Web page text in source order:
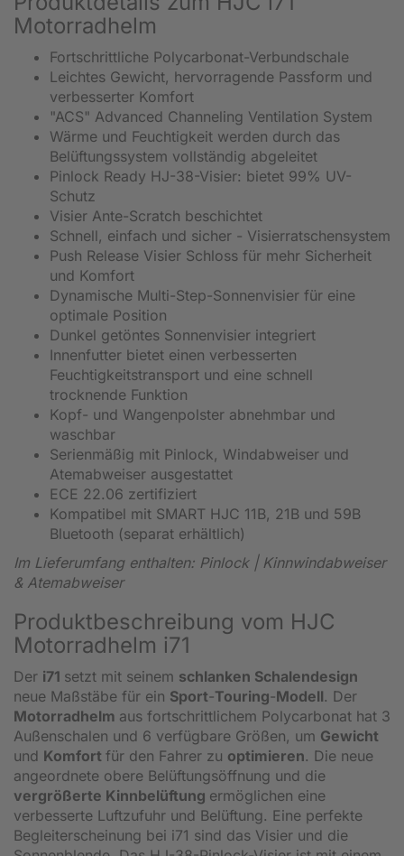
Motorradhelm
Fortschrittliche Polycarbonat-Verbundschale
Leichtes Gewicht, hervorragende Passform und
verbesserter Komfort
"ACS" Advanced Channeling Ventilation System
Wärme und Feuchtigkeit werden durch das
Belüftungssystem vollständig abgeleitet
Pinlock Ready HJ-38-Visier: bietet 99% UV-
Schutz
Visier Ante-Scratch beschichtet
Schnell, einfach und sicher - Visierratschensystem
Push Release Visier Schloss für mehr Sicherheit
und Komfort
Dynamische Multi-Step-Sonnenvisier für eine
optimale Position
Dunkel getöntes Sonnenvisier integriert
Innenfutter bietet einen verbesserten
Feuchtigkeitstransport und eine schnell
trocknende Funktion
Kopf- und Wangenpolster abnehmbar und
waschbar
Serienmäßig mit Pinlock, Windabweiser und
Atemabweiser ausgestattet
ECE 22.06 zertifiziert
Kompatibel mit SMART HJC 11B, 21B und 59B
Bluetooth (separat erhältlich)
Im Lieferumfang enthalten: Pinlock | Kinnwindabweiser
& Atemabweiser
Produktbeschreibung vom HJC
Motorradhelm i71
Der i71 setzt mit seinem schlanken Schalendesign
neue Maßstäbe für ein Sport-Touring-Modell. Der
Motorradhelm aus fortschrittlichem Polycarbonat hat 3
Außenschalen und 6 verfügbare Größen, um Gewicht
und Komfort für den Fahrer zu optimieren. Die neue
angeordnete obere Belüftungsöffnung und die
vergrößerte Kinnbelüftung ermöglichen eine
verbesserte Luftzufuhr und Belüftung. Eine perfekte
Begleiterscheinung bei i71 sind das Visier und die